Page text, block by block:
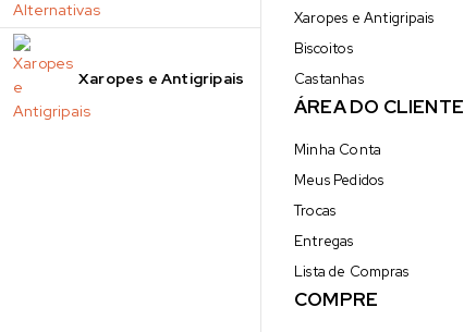
Xaropes e Antigripais
Xaropes e Antigripais
Biscoitos
Castanhas
ÁREA DO CLIENTE
Minha Conta
Meus Pedidos
Trocas
Entregas
Lista de Compras
COMPRE